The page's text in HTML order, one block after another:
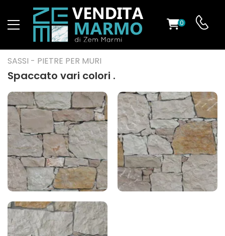
0
SASSI - PIETRE PER MURI
Spaccato vari colori .